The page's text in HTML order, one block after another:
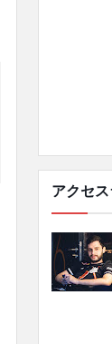
アクセ